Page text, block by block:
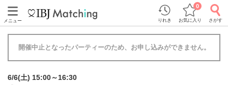
メニュー りれき お気に入り
0
さがす
開催中止となったパーティーのため、お申し込みができません。
6/6(土) 15:00～16:30